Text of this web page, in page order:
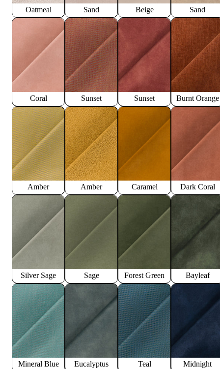
Oatmeal Sand Beige Sand
Coral Sunset Sunset Burnt Orange
Amber Amber Caramel Dark Coral
Silver Sage Sage Forest Green Bayleaf
Mineral Blue Eucalyptus Teal Midnight